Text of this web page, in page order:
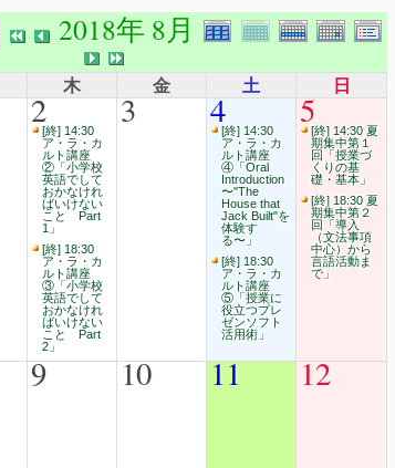
2018年 8月
木 金 土 日
2[終] 14:30
ア・ラ・カ
ルト講座
②「小学校
英語でして
おかなけれ
ばいけない
こと Part
1」
[終] 18:30
ア・ラ・カ
ルト講座
③「小学校
英語でして
おかなけれ
ばいけない
こと Part
2」
3 4[終] 14:30
ア・ラ・カ
ルト講座
④「Oral
Introduction
〜"The
House that
Jack Built"を
体験す
る〜」
[終] 18:30
ア・ラ・カ
ルト講座
⑤「授業に
役立つプレ
ゼンソフト
活用術」
5[終] 14:30 夏
期集中第１
回「授業づ
くりの基
礎・基本」
[終] 18:30 夏
期集中第２
回「導入
（文法事項
中心）から
言語活動ま
で」
9 10 11 12